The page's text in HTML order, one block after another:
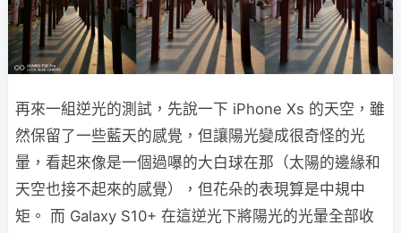
再來一組逆光的測試，先說一下 iPhone Xs 的天空，雖
然保留了一些藍天的感覺，但讓陽光變成很奇怪的光
暈，看起來像是一個過嚗的大白球在那（太陽的邊緣和
天空也接不起來的感覺），但花朵的表現算是中規中
矩。 而 Galaxy S10+ 在這逆光下將陽光的光暈全部收